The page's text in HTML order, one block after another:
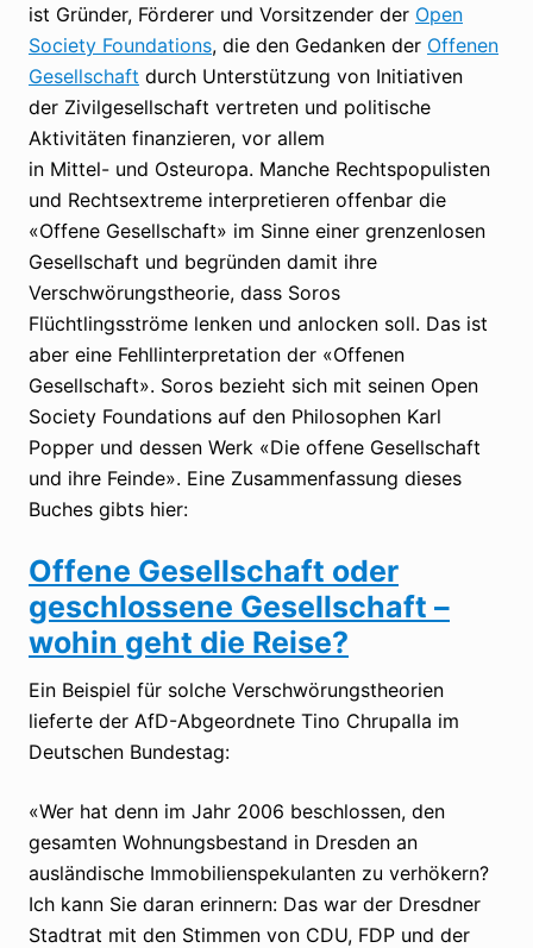
ist Gründer, Förderer und Vorsitzender der Open
Society Foundations, die den Gedanken der Offenen
Gesellschaft durch Unterstützung von Initiativen
der Zivilgesellschaft vertreten und politische
Aktivitäten finanzieren, vor allem
in Mittel- und Osteuropa. Manche Rechtspopulisten
und Rechtsextreme interpretieren offenbar die
«Offene Gesellschaft» im Sinne einer grenzenlosen
Gesellschaft und begründen damit ihre
Verschwörungstheorie, dass Soros
Flüchtlingsströme lenken und anlocken soll. Das ist
aber eine Fehllinterpretation der «Offenen
Gesellschaft». Soros bezieht sich mit seinen Open
Society Foundations auf den Philosophen Karl
Popper und dessen Werk «Die offene Gesellschaft
und ihre Feinde». Eine Zusammenfassung dieses
Buches gibts hier:
Offene Gesellschaft oder
geschlossene Gesellschaft –
wohin geht die Reise?
Ein Beispiel für solche Verschwörungstheorien
lieferte der AfD-Abgeordnete Tino Chrupalla im
Deutschen Bundestag:
«Wer hat denn im Jahr 2006 beschlossen, den
gesamten Wohnungsbestand in Dresden an
ausländische Immobilienspekulanten zu verhökern?
Ich kann Sie daran erinnern: Das war der Dresdner
Stadtrat mit den Stimmen von CDU, FDP und der